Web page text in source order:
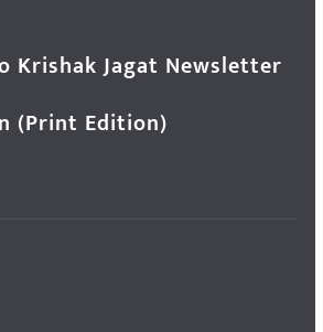
Krishak Jagat Newsletter
(Print Edition)